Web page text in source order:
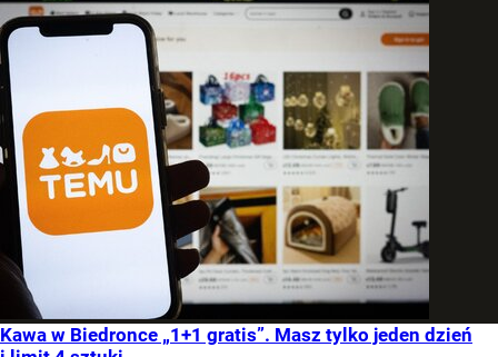
Kawa w Biedronce „1+1 gratis”. Masz tylko jeden dzień